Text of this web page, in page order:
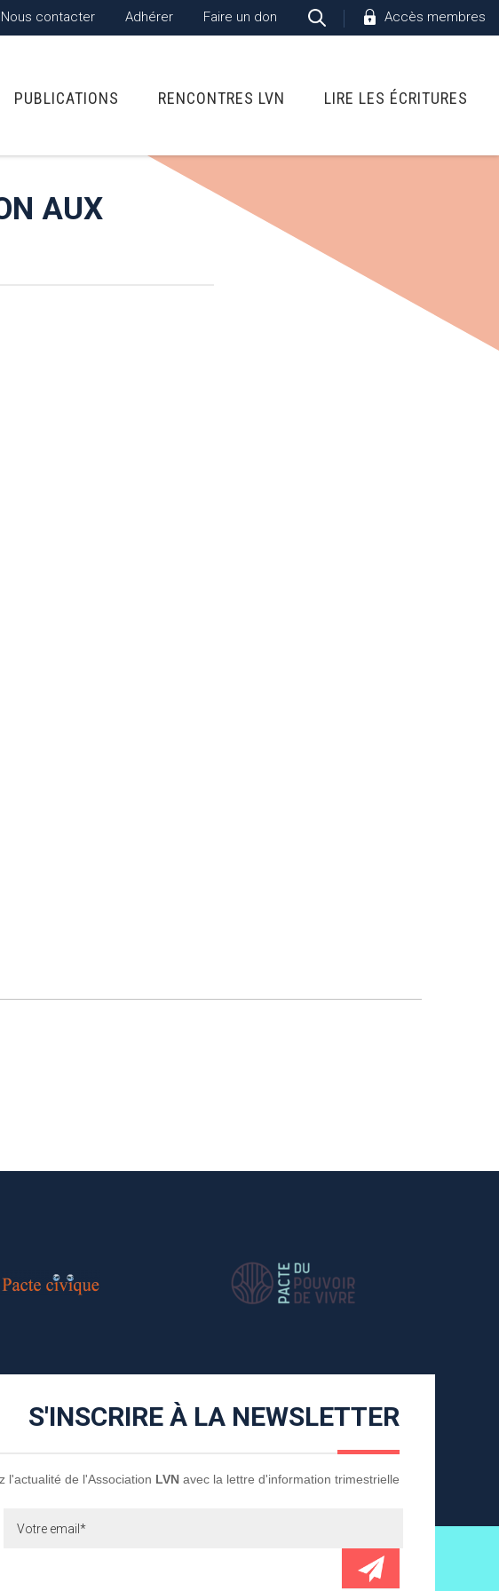
Nous contacter Adhérer Faire un don Accès membres
PUBLICATIONS RENCONTRES LVN LIRE LES ÉCRITURES
AUX
S'INSCRIRE À LA NEWSLETTER
l'actualité de l'Association LVN avec la lettre d'information trimestrielle